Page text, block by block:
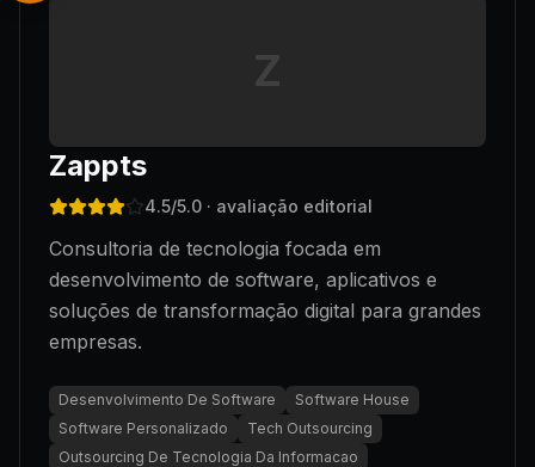
Z
Zappts
4.5/5.0 · avaliação editorial
Consultoria de tecnologia focada em
desenvolvimento de software, aplicativos e
soluções de transformação digital para grandes
empresas.
Desenvolvimento De Software
Software House
Software Personalizado
Tech Outsourcing
Outsourcing De Tecnologia Da Informacao